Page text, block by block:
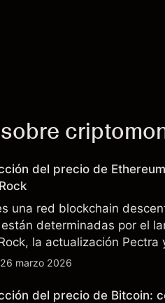
del precio de
una red blockchain
determinadas por el
la actualización
en EE.UU. El rendimiento
marzo 2026
del precio de Bitcoin: